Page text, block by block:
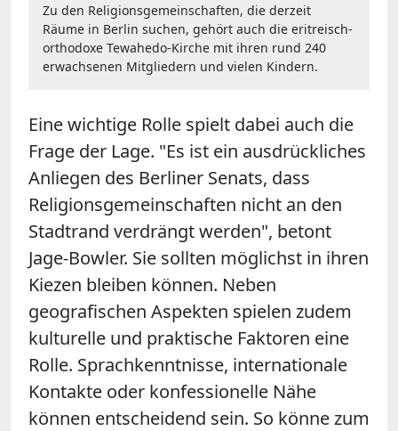
Zu den Religionsgemeinschaften, die derzeit
Räume in Berlin suchen, gehört auch die eritreisch-
orthodoxe Tewahedo-Kirche mit ihren rund 240
erwachsenen Mitgliedern und vielen Kindern.
Eine wichtige Rolle spielt dabei auch die
Frage der Lage. "Es ist ein ausdrückliches
Anliegen des Berliner Senats, dass
Religionsgemeinschaften nicht an den
Stadtrand verdrängt werden", betont
Jage-Bowler. Sie sollten möglichst in ihren
Kiezen bleiben können. Neben
geografischen Aspekten spielen zudem
kulturelle und praktische Faktoren eine
Rolle. Sprachkenntnisse, internationale
Kontakte oder konfessionelle Nähe
können entscheidend sein. So könne zum